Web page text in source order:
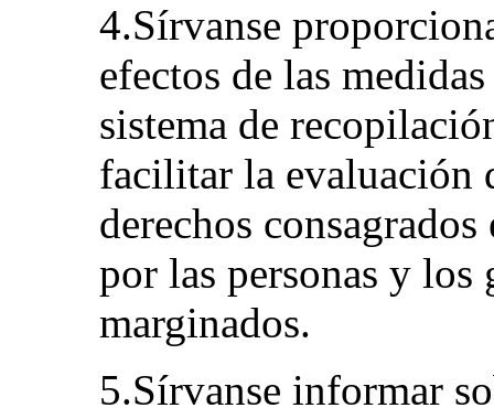
4.Sírvanse
efectos de las
sistema de
facilitar la evaluación
derechos
por las personas y los
marginados.
5.Sírvanse informar